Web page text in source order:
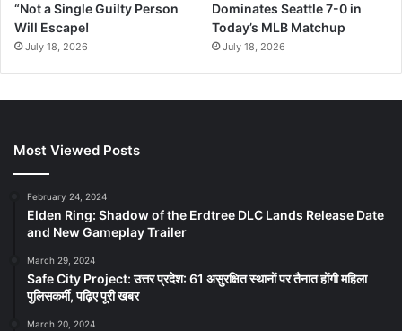
“Not a Single Guilty Person
Will Escape!
July 18, 2026
Dominates Seattle 7-0 in
Today’s MLB Matchup
July 18, 2026
Most Viewed Posts
February 24, 2024
Elden Ring: Shadow of the Erdtree DLC Lands Release Date
and New Gameplay Trailer
March 29, 2024
Safe City Project: उत्तर प्रदेश: 61 असुरक्षित स्थानों पर तैनात होंगी महिला
पुलिसकर्मी, पढ़िए पूरी खबर
March 20, 2024